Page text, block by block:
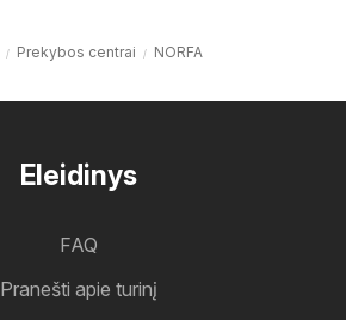
Prekybos centrai NORFA
Eleidinys
FAQ
Pranešti apie turinį